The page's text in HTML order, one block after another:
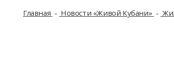
Главная Новости «Живой Кубани»